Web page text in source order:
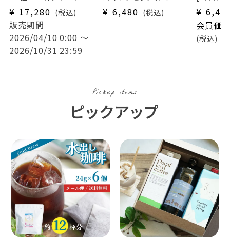
ット
+有機グリーンルイボス
ティー1袋付き！
¥ 17,280 税込
販売期間
2026/04/10 0:00 〜
2026/10/31 23:59
ント用）
- Tea & Drip Coffee
×1パック
デカフェドリップコーヒ
ー 3種 （コロンビア・モ
送料無料 (dc)
¥ 6,480 税込
25杯・
ドリップ
フェ カフ
業務用
¥
会員価
税込
Pickup items
ピックアップ